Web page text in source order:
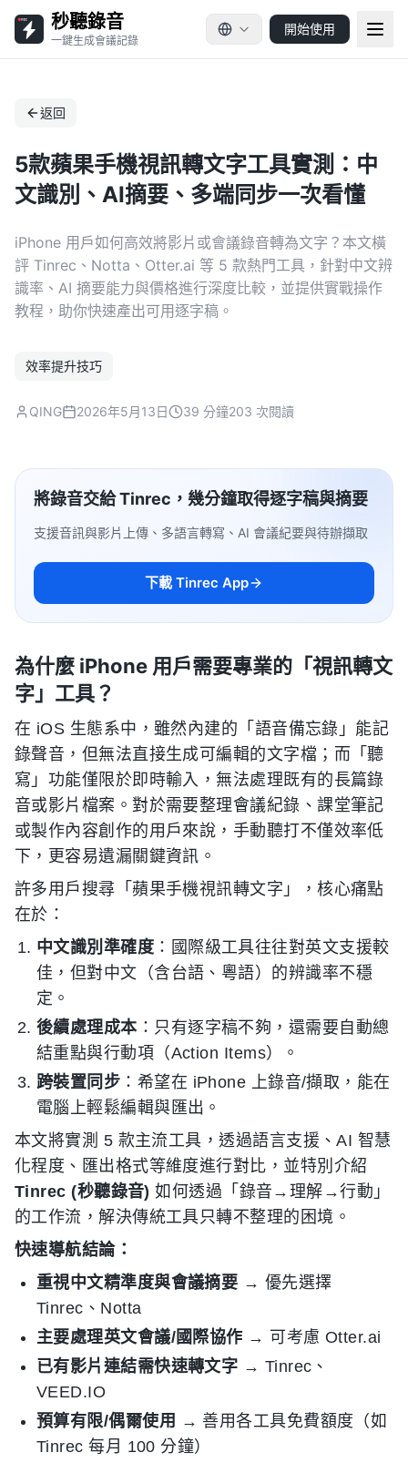
秒聽錄音
一鍵生成會議記錄
開始使用
返回
5款蘋果手機視訊轉文字工具實測：中
文識別、AI摘要、多端同步一次看懂
iPhone 用戶如何高效將影片或會議錄音轉為文字？本文橫
評 Tinrec、Notta、Otter.ai 等 5 款熱門工具，針對中文辨
識率、AI 摘要能力與價格進行深度比較，並提供實戰操作
教程，助你快速產出可用逐字稿。
效率提升技巧
QING 2026年5月13日 39 分鐘203 次閱讀
將錄音交給 Tinrec，幾分鐘取得逐字稿與摘要
支援音訊與影片上傳、多語言轉寫、AI 會議紀要與待辦擷取
下載 Tinrec App
為什麼 iPhone 用戶需要專業的「視訊轉文
字」工具？
在 iOS 生態系中，雖然內建的「語音備忘錄」能記
錄聲音，但無法直接生成可編輯的文字檔；而「聽
寫」功能僅限於即時輸入，無法處理既有的長篇錄
音或影片檔案。對於需要整理會議紀錄、課堂筆記
或製作內容創作的用戶來說，手動聽打不僅效率低
下，更容易遺漏關鍵資訊。
許多用戶搜尋「蘋果手機視訊轉文字」，核心痛點
在於：
中文識別準確度 ：國際級工具往往對英文支援較
佳，但對中文（含台語、粵語）的辨識率不穩
定。
後續處理成本 ：只有逐字稿不夠，還需要自動總
結重點與行動項（Action Items）。
跨裝置同步 ：希望在 iPhone 上錄音/擷取，能在
電腦上輕鬆編輯與匯出。
本文將實測 5 款主流工具，透過語言支援、AI 智慧
化程度、匯出格式等維度進行對比，並特別介紹
Tinrec (秒聽錄音) 如何透過「錄音→理解→行動」
的工作流，解決傳統工具只轉不整理的困境。
快速導航結論：
重視中文精準度與會議摘要 → 優先選擇
Tinrec、Notta
主要處理英文會議/國際協作 → 可考慮 Otter.ai
已有影片連結需快速轉文字 → Tinrec、
VEED.IO
預算有限/偶爾使用 → 善用各工具免費額度（如
Tinrec 每月 100 分鐘）